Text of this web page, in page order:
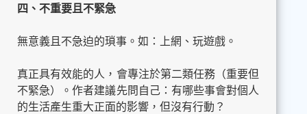
四、不重要且不緊急
無意義且不急迫的瑣事。如：上網、玩遊戲。
真正具有效能的人，會專注於第二類任務（重要但
不緊急）。作者建議先問自己：有哪些事會對個人
的生活產生重大正面的影響，但沒有行動？